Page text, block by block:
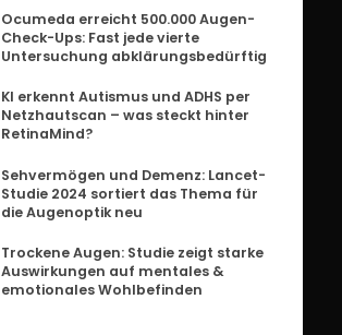
Ocumeda erreicht 500.000 Augen-
Check-Ups: Fast jede vierte
Untersuchung abklärungsbedürftig
KI erkennt Autismus und ADHS per
Netzhautscan – was steckt hinter
RetinaMind?
Sehvermögen und Demenz: Lancet-
Studie 2024 sortiert das Thema für
die Augenoptik neu
Trockene Augen: Studie zeigt starke
Auswirkungen auf mentales &
emotionales Wohlbefinden